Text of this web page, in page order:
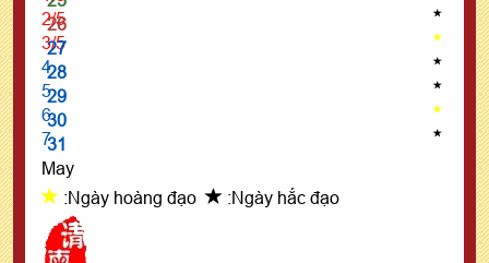
26
2/5
27
3/5
28
4
29
5
30
6
31
7
May
:Ngày hoàng đạo
:Ngày hắc đạo